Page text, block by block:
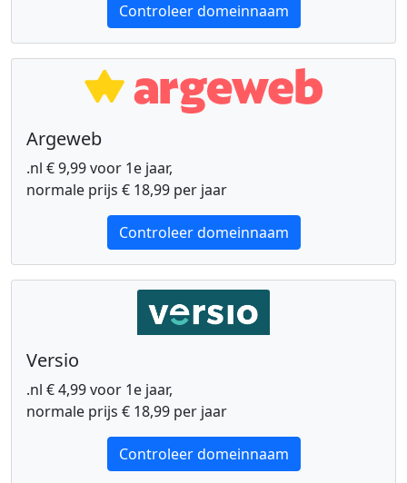
Controleer domeinnaam
Argeweb
.nl € 9,99 voor 1e jaar,
normale prijs € 18,99 per jaar
Controleer domeinnaam
Versio
.nl € 4,99 voor 1e jaar,
normale prijs € 18,99 per jaar
Controleer domeinnaam